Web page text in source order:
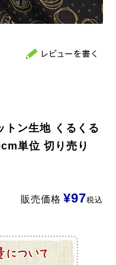
トン生地 くるくる
単位 切り売り
販売価格 ¥97税込